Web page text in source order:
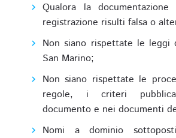
Qualora la
registrazione risulti falsa o
Non siano rispettate le leggi
San Marino;
Non siano rispettate le
regole, i criteri
documento e nei documenti
Nomi a dominio